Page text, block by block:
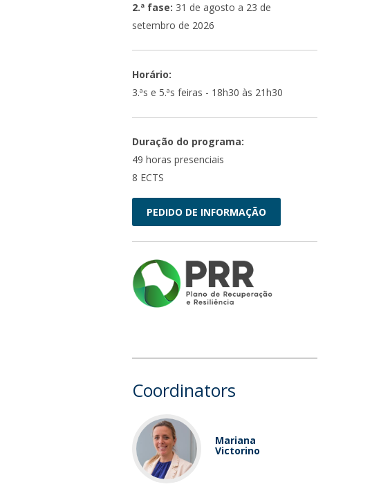
2.ª fase: 31 de agosto a 23 de
setembro de 2026
Horário:
3.ªs e 5.ªs feiras - 18h30 às 21h30
Duração do programa:
49 horas presenciais
8 ECTS
PEDIDO DE INFORMAÇÃO
Coordinators
Mariana
Victorino